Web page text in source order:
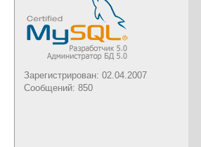
Зарегистрирован: 02.04.2007
Сообщений: 850